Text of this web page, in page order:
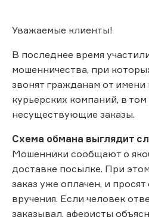
Уважаемые клиенты!
В последнее время
мошенничества, при
звонят гражданам от имени
курьерских компаний, в
несуществующие заказы.
Схема обмана выглядит
Мошенники сообщают о
доставке посылке. При
заказ уже оплачен, и
вручения. Если человек
заказывал, аферисты